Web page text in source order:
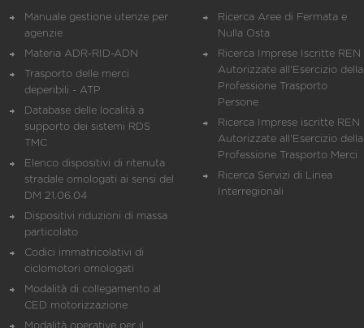
Manuale gestione utenze per
agenzie
Materia ADR-RID-ADN
Trasporto delle merci
deperibili - ATP
Database delle località a
supporto dei sistemi RDS
TMC
Elenco dispositivi di ritenuta
stradale omologati ai sensi del
DM 21.06.04
Dispositivi riduzioni di massa
particolato
Codici immatricolativi di
ciclomotori omologati
Modalità di collegamento al
CED motorizzazione
Ricerca Aree di Fermata e
Nulla Osta
Ricerca Imprese Iscritte REN
Autorizzate all'Esercizio della
Professione Trasporto
Persone
Ricerca Imprese iscritte REN
Autorizzate all'Esercizio della
Professione Trasporto Merci
Ricerca Servizi di Linea
Interregionali